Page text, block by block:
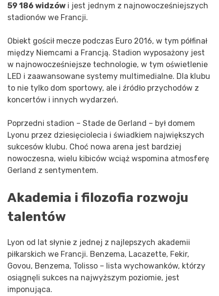
59 186 widzów i jest jednym z najnowocześniejszych
stadionów we Francji.
Obiekt gościł mecze podczas Euro 2016, w tym półfinał
między Niemcami a Francją. Stadion wyposażony jest
w najnowocześniejsze technologie, w tym oświetlenie
LED i zaawansowane systemy multimedialne. Dla klubu
to nie tylko dom sportowy, ale i źródło przychodów z
koncertów i innych wydarzeń.
Poprzedni stadion – Stade de Gerland – był domem
Lyonu przez dziesięciolecia i świadkiem największych
sukcesów klubu. Choć nowa arena jest bardziej
nowoczesna, wielu kibiców wciąż wspomina atmosferę
Gerland z sentymentem.
Akademia i filozofia rozwoju
talentów
Lyon od lat słynie z jednej z najlepszych akademii
piłkarskich we Francji. Benzema, Lacazette, Fekir,
Govou, Benzema, Tolisso – lista wychowanków, którzy
osiągnęli sukces na najwyższym poziomie, jest
imponująca.